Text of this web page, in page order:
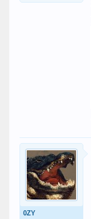
0ZY